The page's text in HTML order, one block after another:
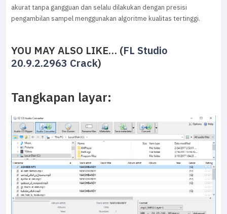
akurat tanpa gangguan dan selalu dilakukan dengan presisi
pengambilan sampel menggunakan algoritme kualitas tertinggi.
YOU MAY ALSO LIKE… (FL Studio
20.9.2.2963 Crack)
Tangkapan layar: